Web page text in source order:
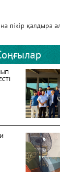
пікір қалдыра